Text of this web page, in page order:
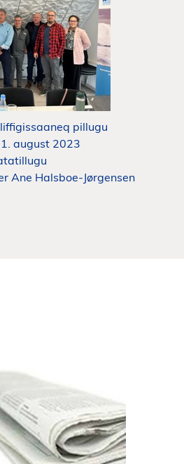
pillugu
august 2023
Ane Halsboe-Jørgensen